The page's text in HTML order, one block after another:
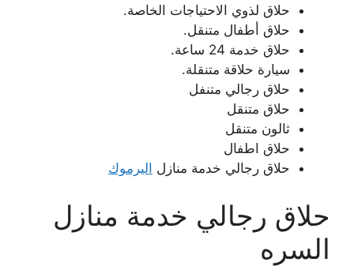
حلاق لذوي الاحتياجات الخاصة.
حلاق أطفال متنقل.
حلاق خدمة 24 ساعة.
سيارة حلاقة متنقلة.
حلاق رجالي متنفل
حلاق متنقل
ثالون متنقل
حلاق اطفال
حلاق رجالي خدمة منازل اليرموك
حلاق رجالي خدمة منازل
السره